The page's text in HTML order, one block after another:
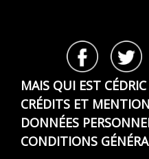
MAIS QUI EST
CRÉDITS ET
DONNÉES
CONDITIONS